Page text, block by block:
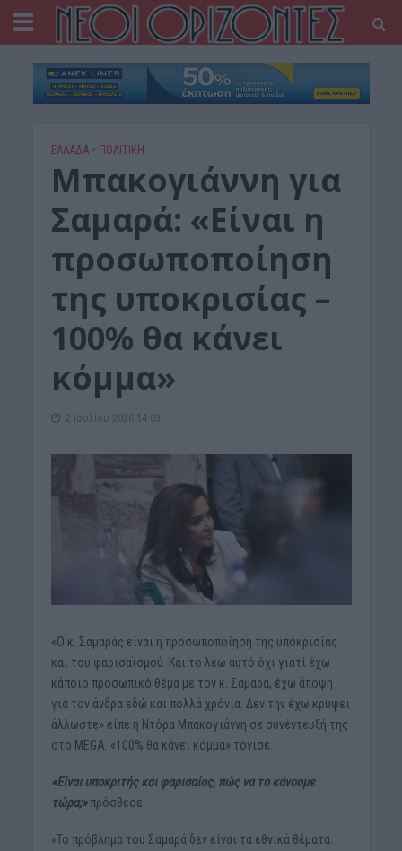
ΕΛΛΑΔΑ • ΠΟΛΙΤΙΚΗ
Μπακογιάννη για
Σαμαρά: «Είναι η
προσωποποίηση
της υποκρισίας –
100% θα κάνει
κόμμα»
2 Ιουλίου 2026 14:03
«Ο κ. Σαμαράς είναι η προσωποποίηση της υποκρισίας
και του φαρισαϊσμού. Και το λέω αυτό όχι γιατί έχω
κάποιο προσωπικό θέμα με τον κ. Σαμαρά, έχω άποψη
για τον άνδρα εδώ και πολλά χρόνια. Δεν την έχω κρύψει
άλλωστε» είπε η Ντόρα Μπακογιάννη σε συνέντευξή της
στο MEGA. «100% θα κάνει κόμμα» τόνισε.
«Είναι υποκριτής και φαρισαίος, πώς να το κάνουμε
τώρα;»πρόσθεσε.
«Το πρόβλημα του Σαμαρά δεν είναι τα εθνικά θέματα.